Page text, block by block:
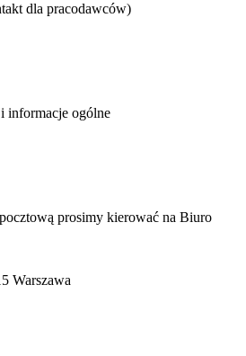
dla pracodawców)
i informacje ogólne
prosimy kierować na Biuro
Warszawa